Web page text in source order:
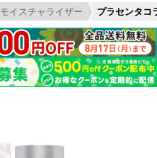
モイスチャライザー プラセンタコ